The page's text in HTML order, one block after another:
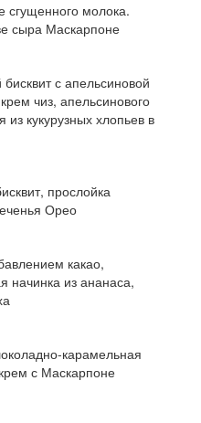
сгущенного молока.
сыра Маскарпоне
с апельсиновой
чиз, апельсинового
из кукурузных хлопьев в
прослойка
Орео
какао,
начинка из ананаса,
карамельная
с Маскарпоне